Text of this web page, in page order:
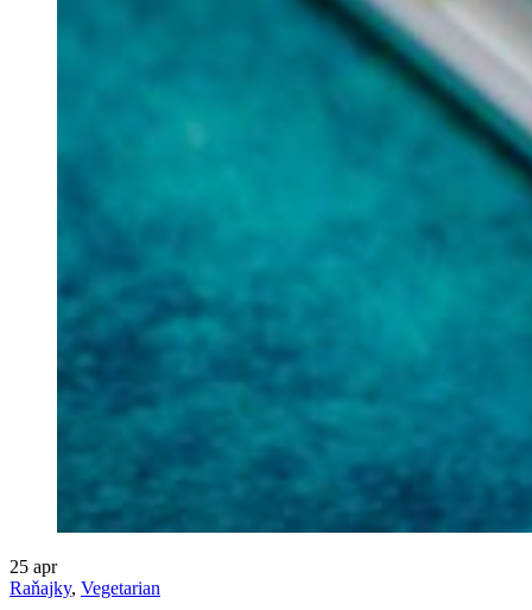
25 apr
Raňajky, Vegetarian